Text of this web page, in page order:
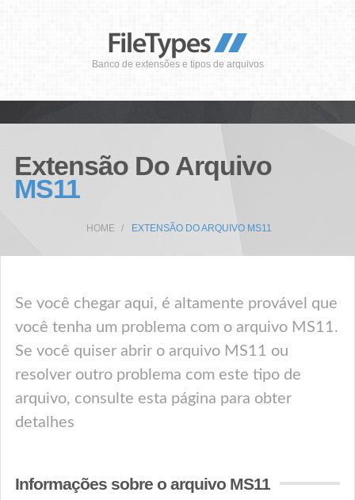
Banco de extensões e tipos de arquivos
Extensão Do Arquivo
MS11
HOME EXTENSÃO DO ARQUIVO MS11
Se você chegar aqui, é altamente provável que
você tenha um problema com o arquivo MS11.
Se você quiser abrir o arquivo MS11 ou
resolver outro problema com este tipo de
arquivo, consulte esta página para obter
detalhes
Informações sobre o arquivo MS11